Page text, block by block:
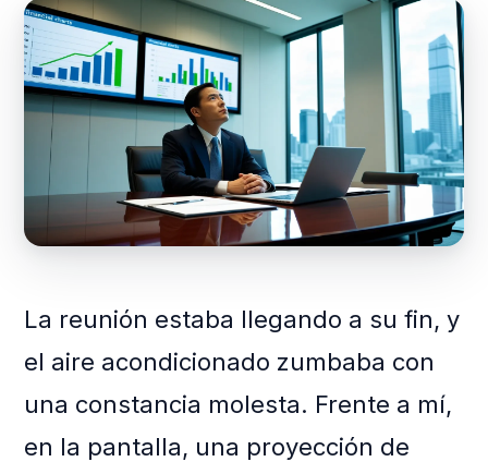
La reunión estaba llegando a su fin, y
el aire acondicionado zumbaba con
una constancia molesta. Frente a mí,
en la pantalla, una proyección de